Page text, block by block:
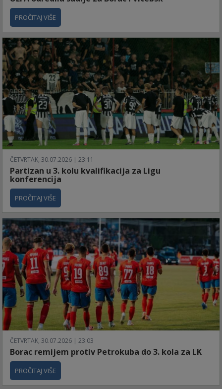
PROČITAJ VIŠE
ČETVRTAK, 30.07.2026 | 23:11
Partizan u 3. kolu kvalifikacija za Ligu
konferencija
PROČITAJ VIŠE
ČETVRTAK, 30.07.2026 | 23:03
Borac remijem protiv Petrokuba do 3. kola za LK
PROČITAJ VIŠE